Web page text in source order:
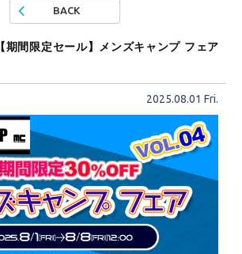
BACK
【期間限定セール】メンズキャンプ フェア
2025.08.01 Fri.